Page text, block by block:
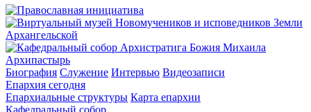
Архипастырь
Биография Служение Интервью Видеозаписи
Епархия сегодня
Епархиальные структуры Карта епархии